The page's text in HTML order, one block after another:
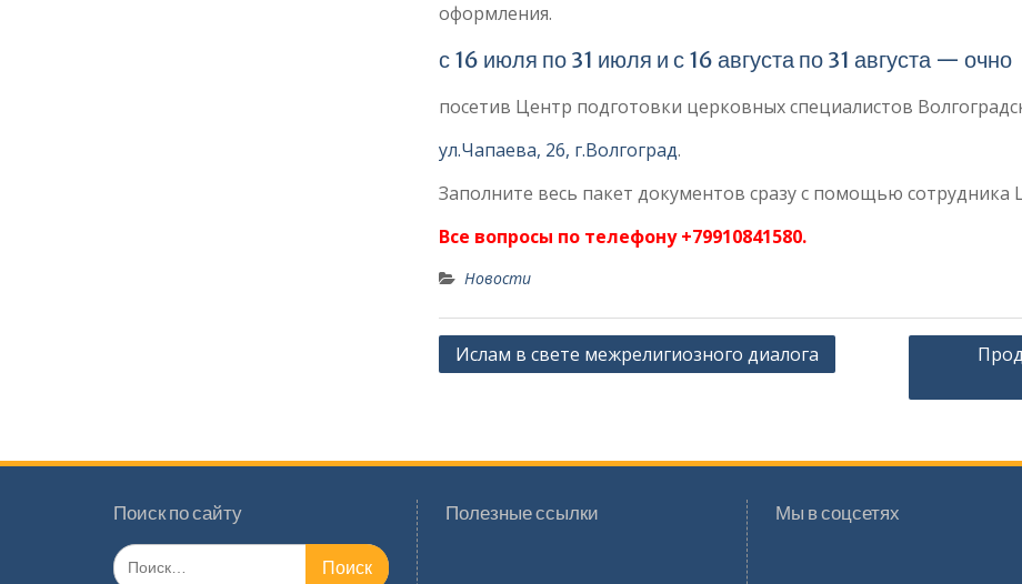
оформления.
с 16 июля по 31 июля и с 16 августа по 31 августа — очно
посетив Центр подготовки церковных специалистов
ул.Чапаева, 26, г.Волгоград.
Заполните весь пакет документов сразу с помощью сотрудника
Все вопросы по телефону +79910841580.
Новости
Навигация
Ислам в свете межрелигиозного диалога
Поиск по сайту
Поиск
по:
Полезные ссылки Мы в соцсетях